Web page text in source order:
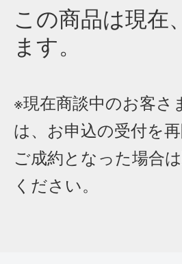
この商品は現在
ます。
※現在商談中のお客さ
は、お申込の受付を
ご成約となった場合
ください。